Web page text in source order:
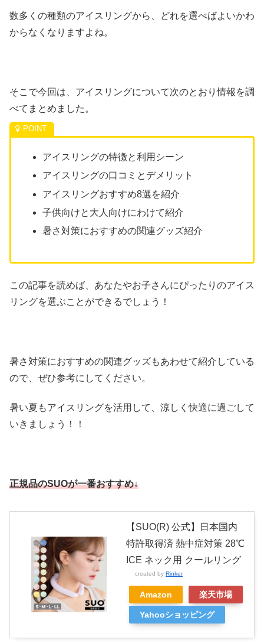
数多くの種類のアイスリングから、どれを選べばよいかわ
からなくなりますよね。
そこで今回は、アイスリングについて次のとおり情報を調
べてまとめました。
アイスリングの特徴と利用シーン
アイスリングの口コミとデメリット
アイスリングおすすめ8選を紹介
子供向けと大人向けにわけて紹介
暑さ対策におすすめの関連グッズ紹介
この記事を読めば、あなたやお子さんにぴったりのアイス
リングを選ぶことができるでしょう！
暑さ対策におすすめの関連グッズもあわせて紹介している
ので、ぜひ参考にしてください。
暑い夏もアイスリングを活用して、涼しく快適に過ごして
いきましょう！！
正規品のSUOが一番おすすめ↓
【SUO(R) 公式】日本国内
特許取得済 熱中症対策 28℃
ICE ネック用 クールリング
created by Rinker
Amazon 楽天市場
Yahooショッピング